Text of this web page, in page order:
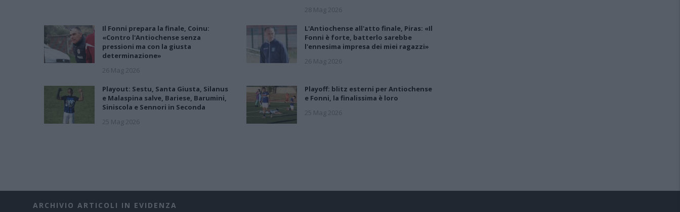
28 Mag 2026
Il Fonni prepara la finale, Coinu:
«Contro l'Antiochense senza
pressioni ma con la giusta
determinazione»
26 Mag 2026
L'Antiochense all'atto finale, Piras: «Il
Fonni è forte, batterlo sarebbe
l'ennesima impresa dei miei ragazzi»
26 Mag 2026
Playout: Sestu, Santa Giusta, Silanus
e Malaspina salve, Bariese, Barumini,
Siniscola e Sennori in Seconda
25 Mag 2026
Playoff: blitz esterni per Antiochense
e Fonni, la finalissima è loro
25 Mag 2026
ARCHIVIO ARTICOLI IN EVIDENZA